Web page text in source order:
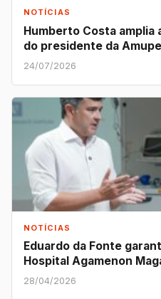
NOTÍCIAS
Humberto Costa
do presidente da Amupe
24/07/2026
NOTÍCIAS
Eduardo da Fonte
Hospital Agamenon
28/04/2026